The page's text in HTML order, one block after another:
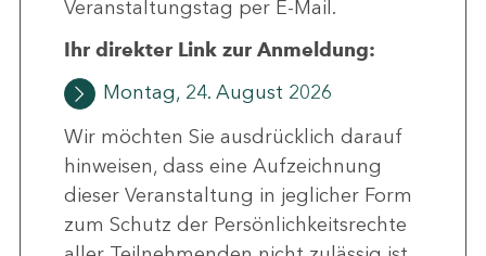
Veranstaltungstag per E-Mail.
Ihr direkter Link zur Anmeldung:
Montag, 24. August 2026
Wir möchten Sie ausdrücklich darauf
hinweisen, dass eine Aufzeichnung
dieser Veranstaltung in jeglicher Form
zum Schutz der Persönlichkeitsrechte